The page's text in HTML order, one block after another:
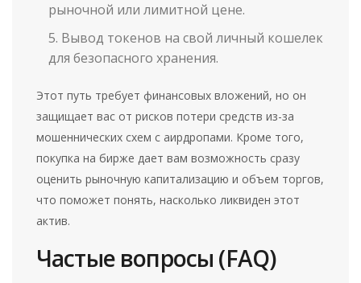
рыночной или лимитной цене.
Вывод токенов на свой личный кошелек
для безопасного хранения.
Этот путь требует финансовых вложений, но он
защищает вас от рисков потери средств из-за
мошеннических схем с аирдропами. Кроме того,
покупка на бирже дает вам возможность сразу
оценить рыночную капитализацию и объем торгов,
что поможет понять, насколько ликвиден этот
актив.
Частые вопросы (FAQ)